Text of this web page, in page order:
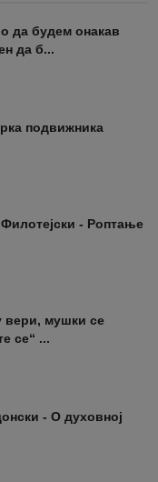
да будем онакав
да б...
подвижника
- Роптање
вери, мушки се
се“ ...
- О духовној